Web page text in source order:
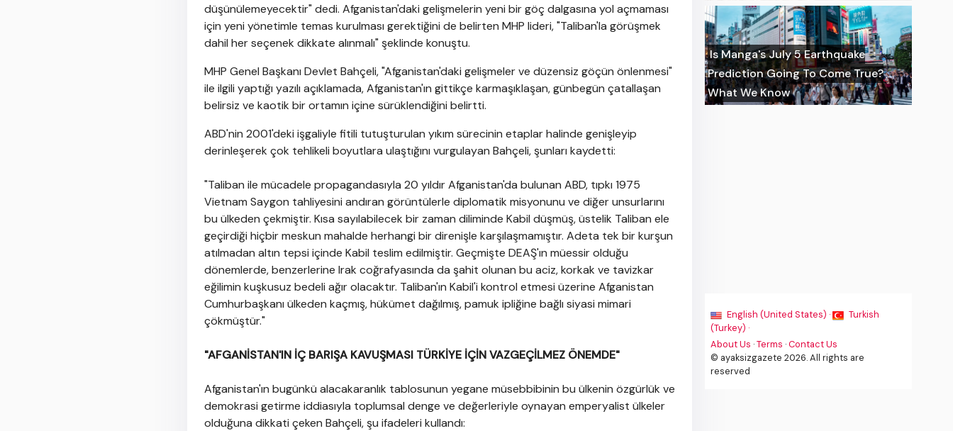
düşünülemeyecektir" dedi. Afganistan'daki gelişmelerin yeni bir göç dalgasına yol açmaması
için yeni yönetimle temas kurulması gerektiğini de belirten MHP lideri, "Taliban'la görüşmek
dahil her seçenek dikkate alınmalı" şeklinde konuştu.
MHP Genel Başkanı Devlet Bahçeli, "Afganistan'daki gelişmeler ve düzensiz göçün önlenmesi"
ile ilgili yaptığı yazılı açıklamada, Afganistan'ın gittikçe karmaşıklaşan, günbegün çatallaşan
belirsiz ve kaotik bir ortamın içine sürüklendiğini belirtti.
ABD'nin 2001'deki işgaliyle fitili tutuşturulan yıkım sürecinin etaplar halinde genişleyip
derinleşerek çok tehlikeli boyutlara ulaştığını vurgulayan Bahçeli, şunları kaydetti:
"Taliban ile mücadele propagandasıyla 20 yıldır Afganistan'da bulunan ABD, tıpkı 1975
Vietnam Saygon tahliyesini andıran görüntülerle diplomatik misyonunu ve diğer unsurlarını
bu ülkeden çekmiştir. Kısa sayılabilecek bir zaman diliminde Kabil düşmüş, üstelik Taliban ele
geçirdiği hiçbir meskun mahalde herhangi bir direnişle karşılaşmamıştır. Adeta tek bir kurşun
atılmadan altın tepsi içinde Kabil teslim edilmiştir. Geçmişte DEAŞ'ın müessir olduğu
dönemlerde, benzerlerine Irak coğrafyasında da şahit olunan bu aciz, korkak ve tavizkar
eğilimin kuşkusuz bedeli ağır olacaktır. Taliban'ın Kabil'i kontrol etmesi üzerine Afganistan
Cumhurbaşkanı ülkeden kaçmış, hükümet dağılmış, pamuk ipliğine bağlı siyasi mimari
çökmüştür."
"AFGANİSTAN'IN İÇ BARIŞA KAVUŞMASI TÜRKİYE İÇİN VAZGEÇİLMEZ ÖNEMDE"
Afganistan'ın bugünkü alacakaranlık tablosunun yegane müsebbibinin bu ülkenin özgürlük ve
demokrasi getirme iddiasıyla toplumsal denge ve değerleriyle oynayan emperyalist ülkeler
olduğuna dikkati çeken Bahçeli, şu ifadeleri kullandı:
Is Manga's July 5 Earthquake
Prediction Going To Come True?
What We Know
English (United States) ·
Turkish
(Turkey) ·
About Us ·Terms ·Contact Us
© ayaksizgazete 2026. All rights are
reserved